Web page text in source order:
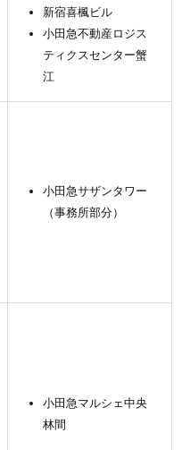
新宿喜楓ビル
小田急不動産ロジス
ティクスセンター蟹
江
小田急サザンタワー
（事務所部分）
小田急マルシェ中央
林間